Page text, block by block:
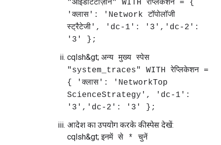
"आइडेंटिटीज़ोन" WITH रेप्लिकेशन = {
'क्लास': 'Network टॉपोलॉजी
स्ट्रैटेजी', 'dc-1': '3','dc-2':
'3' };
cqlsh&gt; अन्य मुख्य स्पेस
"system_traces" WITH रेप्लिकेशन =
{ 'क्लास': 'NetworkTop
ScienceStrategy', 'dc-1':
'3','dc-2': '3' };
आदेश का उपयोग करके कीस्पेस देखें:
cqlsh&gt;इनमें से * चुनें